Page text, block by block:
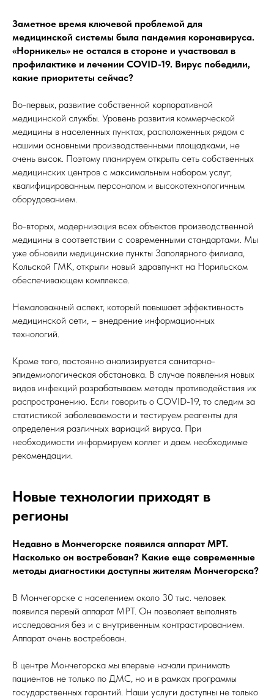
Заметное время ключевой проблемой для
медицинской системы была пандемия коронавируса.
«Норникель» не остался в стороне и участвовал в
профилактике и лечении COVID-19. Вирус победили,
какие приоритеты сейчас?
Во-первых, развитие собственной корпоративной
медицинской службы. Уровень развития коммерческой
медицины в населенных пунктах, расположенных рядом с
нашими основными производственными площадками, не
очень высок. Поэтому планируем открыть сеть собственных
медицинских центров с максимальным набором услуг,
квалифицированным персоналом и высокотехнологичным
оборудованием.
Во-вторых, модернизация всех объектов производственной
медицины в соответствии с современными стандартами. Мы
уже обновили медицинские пункты Заполярного филиала,
Кольской ГМК, открыли новый здравпункт на Норильском
обеспечивающем комплексе.
Немаловажный аспект, который повышает эффективность
медицинской сети, – внедрение информационных
технологий.
Кроме того, постоянно анализируется санитарно-
эпидемиологическая обстановка. В случае появления новых
видов инфекций разрабатываем методы противодействия их
распространению. Если говорить о COVID-19, то следим за
статистикой заболеваемости и тестируем реагенты для
определения различных вариаций вируса. При
необходимости информируем коллег и даем необходимые
рекомендации.
Новые технологии приходят в
регионы
Недавно в Мончегорске появился аппарат МРТ.
Насколько он востребован? Какие еще современные
методы диагностики доступны жителям Мончегорска?
В Мончегорске с населением около 30 тыс. человек
появился первый аппарат МРТ. Он позволяет выполнять
исследования без и с внутривенным контрастированием.
Аппарат очень востребован.
В центре Мончегорска мы впервые начали принимать
пациентов не только по ДМС, но и в рамках программы
государственных гарантий. Наши услуги доступны не только